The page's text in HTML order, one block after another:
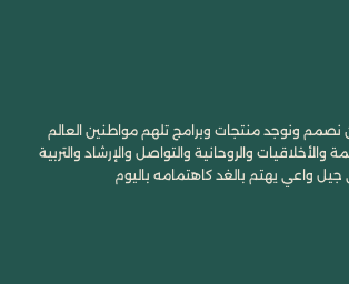
نصمم ونوجد منتجات وبرامج تلهم مواطنين العالم
والروحانية والتواصل والإرشاد والتربية
جيل واعي يهتم بالغد كاهتمامه باليوم